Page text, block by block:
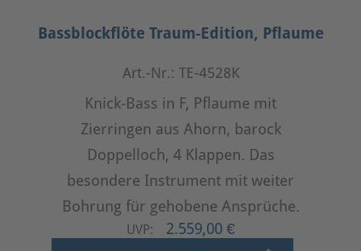
Bassblockflöte Traum-Edition, Pflaume
Art.-Nr.: TE-4528K
Knick-Bass in F, Pflaume mit
Zierringen aus Ahorn, barock
Doppelloch, 4 Klappen. Das
besondere Instrument mit weiter
Bohrung für gehobene Ansprüche.
UVP: 2.559,00 €